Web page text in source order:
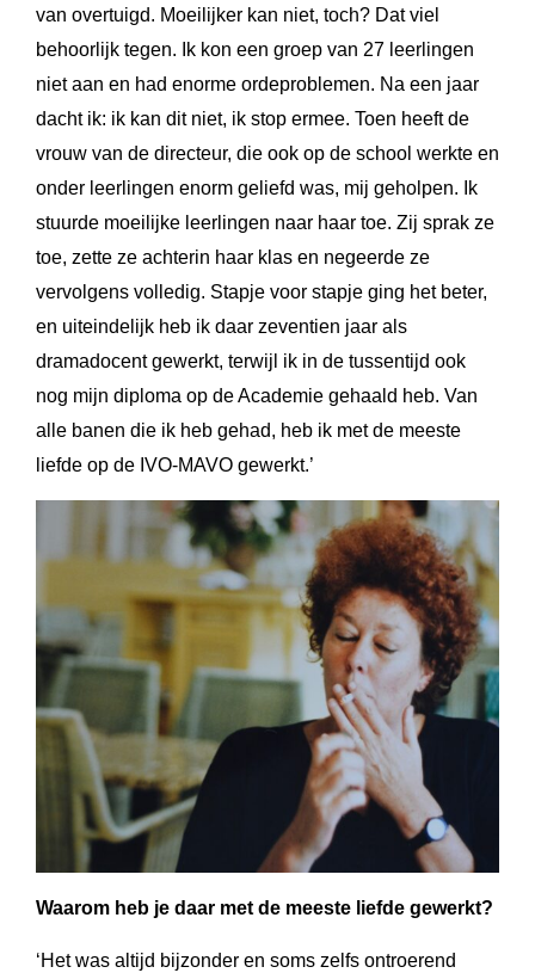
van overtuigd. Moeilijker kan niet, toch? Dat viel
behoorlijk tegen. Ik kon een groep van 27 leerlingen
niet aan en had enorme ordeproblemen. Na een jaar
dacht ik: ik kan dit niet, ik stop ermee. Toen heeft de
vrouw van de directeur, die ook op de school werkte en
onder leerlingen enorm geliefd was, mij geholpen. Ik
stuurde moeilijke leerlingen naar haar toe. Zij sprak ze
toe, zette ze achterin haar klas en negeerde ze
vervolgens volledig. Stapje voor stapje ging het beter,
en uiteindelijk heb ik daar zeventien jaar als
dramadocent gewerkt, terwijl ik in de tussentijd ook
nog mijn diploma op de Academie gehaald heb. Van
alle banen die ik heb gehad, heb ik met de meeste
liefde op de IVO-MAVO gewerkt.’
Waarom heb je daar met de meeste liefde gewerkt?
‘Het was altijd bijzonder en soms zelfs ontroerend